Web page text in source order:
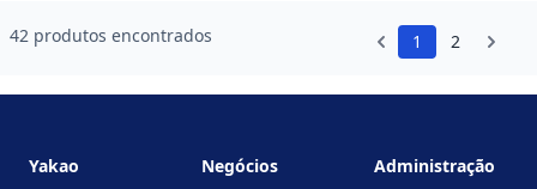
42 produtos encontrados 1 2
Yakao Negócios Administração